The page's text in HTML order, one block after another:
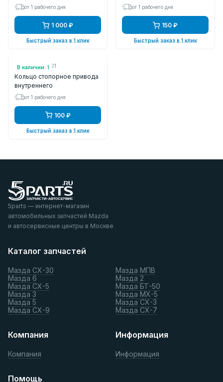
от 1 рабочего дня
1 000 ₽
Быстрый заказ в 1 клик
от 1 рабочего дня
150 ₽
Быстрый заказ в 1 клик
В наличии: 1
Арт.: G05425421
Кольцо стопорное привода
внутреннего
от 1 рабочего дня
100 ₽
Быстрый заказ в 1 клик
5parts — интернет-магазин
автомобильных запчастей Mazda
и автосервисные центры в Москве
Каталог запчастей
Мазда СХ-30
Мазда 6
Мазда СХ-5
Мазда 3
Мазда 5
Мазда СХ-9
Мазда МПВ
Мазда 2
Мазда БТ-50
Мазда МХ-5
Мазда СХ-3
Мазда СХ-7
Компания
Компания
Информация
Информация
Помощь